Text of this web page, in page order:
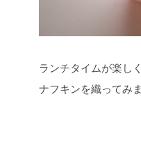
ランチタイムが楽し
ナフキンを織ってみ